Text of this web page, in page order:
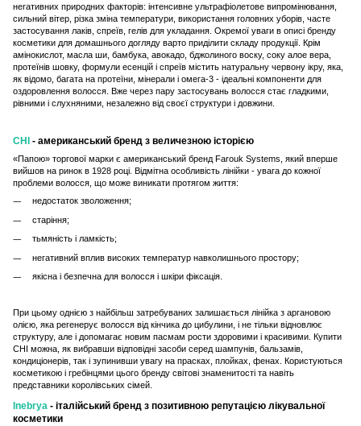
негативних природних факторів: інтенсивне ультрафіолетове випромінювання,
сильний вітер, різка зміна температури, використання головних уборів, часте
застосування лаків, спреїв, гелів для укладання. Окремої уваги в описі бренду
косметики для домашнього догляду варто приділити складу продукції. Крім
амінокислот, масла ши, бамбука, авокадо, бджолиного воску, соку алое вера,
протеїнів шовку, формули есенцій і спреїв містить натуральну червону ікру, яка,
як відомо, багата на протеїни, мінерали і омега-3 - ідеальні компоненти для
оздоровлення волосся. Вже через пару застосувань волосся стає гладкими,
рівними і слухняними, незалежно від своєї структури і довжини.
CHI - американський бренд з величезною історією
«Папою» торгової марки є американський бренд Farouk Systems, який вперше
вийшов на ринок в 1928 році. Відмітна особливість лінійки - увага до кожної
проблеми волосся, що може виникати протягом життя:
недостаток зволоження;
старіння;
тьмяність і ламкість;
негативний вплив високих температур навколишнього простору;
якісна і безпечна для волосся і шкіри фіксація
При цьому однією з найбільш затребуваних залишається лінійка з аргановою
олією, яка регенерує волосся від кінчика до цибулини, і не тільки відновлює
структуру, але і допомагає новим пасмам рости здоровими і красивими. Купити
CHI можна, як вибравши відповідні засоби серед шампунів, бальзамів,
кондиціонерів, так і зупинивши увагу на прасках, плойках, фенах. Користуються
косметикою і гребінцями цього бренду світові знаменитості та навіть
представники королівських сімей.
Inebrya - італійський бренд з позитивною репутацією лікувальної
косметики